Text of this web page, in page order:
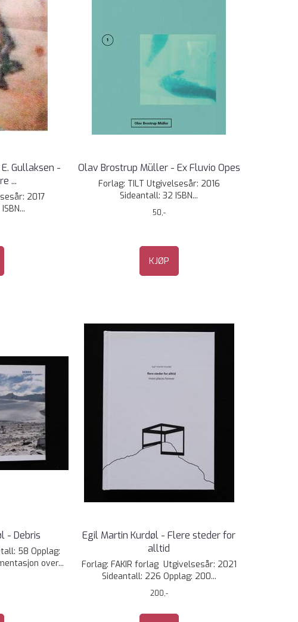
Gullaksen -
...
2017
Olav Brostrup Müller - Ex Fluvio Opes
Forlag: TILT Utgivelsesår: 2016
Sideantall: 32 ISBN...
50,-
KJØP
- Debris
58 Opplag:
over...
Egil Martin Kurdøl - Flere steder for
alltid
Forlag: FAKIR forlag Utgivelsesår: 2021
Sideantall: 226 Opplag: 200...
200,-